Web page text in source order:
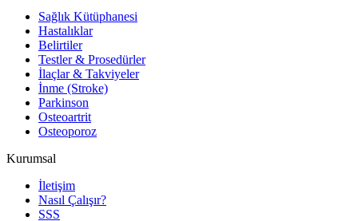
Sağlık Kütüphanesi
Hastalıklar
Belirtiler
Testler & Prosedürler
İlaçlar & Takviyeler
İnme (Stroke)
Parkinson
Osteoartrit
Osteoporoz
Kurumsal
İletişim
Nasıl Çalışır?
SSS